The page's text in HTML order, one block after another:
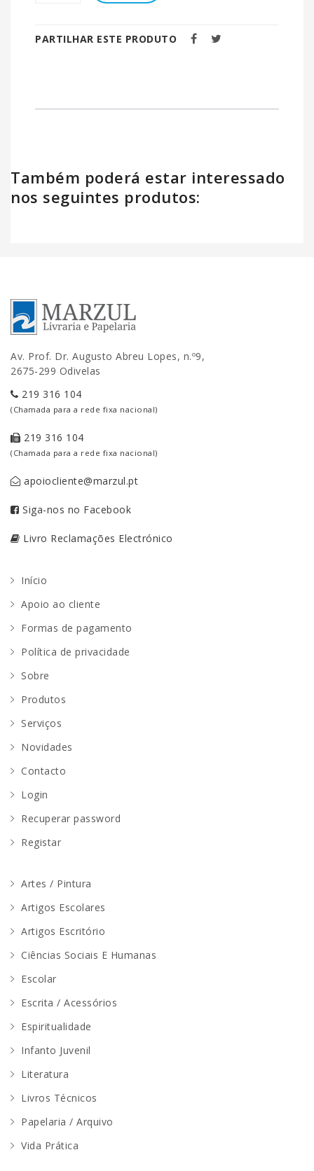
PARTILHAR ESTE PRODUTO
Também poderá estar interessado
nos seguintes produtos:
Av. Prof. Dr. Augusto Abreu Lopes, n.º9,
2675-299 Odivelas
219 316 104
(Chamada para a rede fixa nacional)
219 316 104
(Chamada para a rede fixa nacional)
apoiocliente@marzul.pt
Siga-nos no Facebook
Livro Reclamações Electrónico
Início
Apoio ao cliente
Formas de pagamento
Política de privacidade
Sobre
Produtos
Serviços
Novidades
Contacto
Login
Recuperar password
Registar
Artes / Pintura
Artigos Escolares
Artigos Escritório
Ciências Sociais E Humanas
Escolar
Escrita / Acessórios
Espiritualidade
Infanto Juvenil
Literatura
Livros Técnicos
Papelaria / Arquivo
Vida Prática